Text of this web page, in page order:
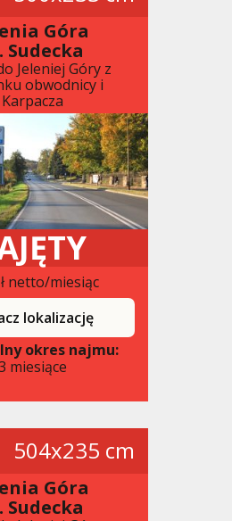
Góra
Sudecka
Jeleniej Góry z
obwodnicy i
Karpacza
netto/miesiąc
lokalizację
okres najmu:
miesiące
504x235 cm
Góra
Sudecka